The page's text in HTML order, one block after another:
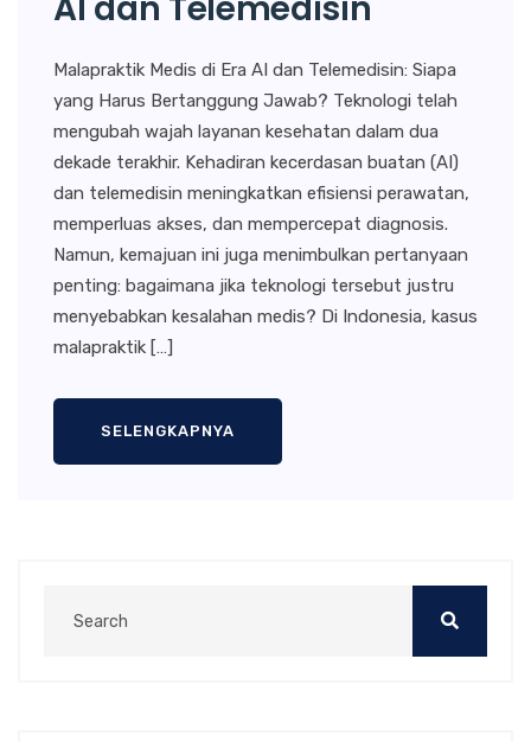
Malapraktik Medis di Era AI dan Telemedisin: Siapa
yang Harus Bertanggung Jawab? Teknologi telah
mengubah wajah layanan kesehatan dalam dua
dekade terakhir. Kehadiran kecerdasan buatan (AI)
dan telemedisin meningkatkan efisiensi perawatan,
memperluas akses, dan mempercepat diagnosis.
Namun, kemajuan ini juga menimbulkan pertanyaan
penting: bagaimana jika teknologi tersebut justru
menyebabkan kesalahan medis? Di Indonesia, kasus
malapraktik […]
SELENGKAPNYA